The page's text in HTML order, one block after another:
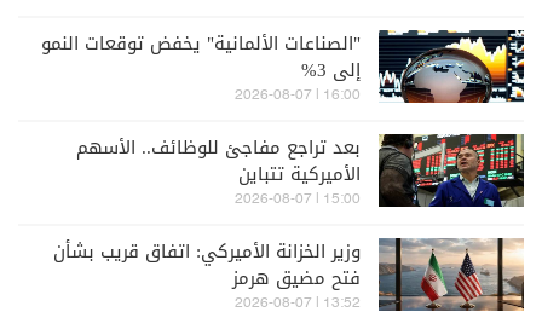
"الصناعات الألمانية" يخفض توقعات النمو
إلى 3%
16:00 | 2026-08-07
بعد تراجع مفاجئ للوظائف.. الأسهم
الأميركية تتباين
15:00 | 2026-08-07
وزير الخزانة الأميركي: اتفاق قريب بشأن
فتح مضيق هرمز
13:52 | 2026-08-07